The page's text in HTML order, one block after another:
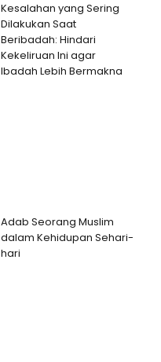
Kesalahan yang Sering
Dilakukan Saat
Beribadah: Hindari
Kekeliruan Ini agar
Ibadah Lebih Bermakna
Adab Seorang Muslim
dalam Kehidupan Sehari-
hari